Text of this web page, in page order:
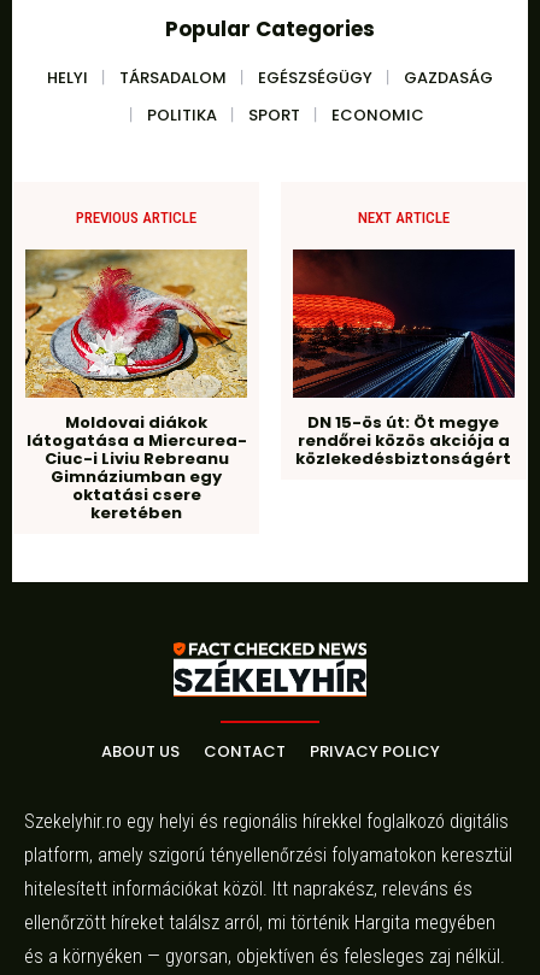
Popular Categories
HELYI TÁRSADALOM EGÉSZSÉGÜGY
GAZDASÁG
POLITIKA
SPORT ECONOMIC
PREVIOUS ARTICLE
Moldovai diákok
látogatása a Miercurea-
Ciuc-i Liviu Rebreanu
Gimnáziumban egy
oktatási csere
keretében
NEXT ARTICLE
DN 15-ös út: Öt megye
rendőrei közös akciója a
közlekedésbiztonságért
ABOUT US CONTACT PRIVACY POLICY
Szekelyhir.ro egy helyi és regionális hírekkel foglalkozó digitális
platform, amely szigorú tényellenőrzési folyamatokon keresztül
hitelesített információkat közöl. Itt naprakész, releváns és
ellenőrzött híreket találsz arról, mi történik Hargita megyében
és a környéken — gyorsan, objektíven és felesleges zaj nélkül.